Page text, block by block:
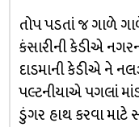
તોપ પડતાં જ ગાળે
કંસારીની કેડીએ
દાડમાની કેડીએ ને
પલ્ટનીયાએ પગલાં
ડુંગર હાથ કરવા માટે